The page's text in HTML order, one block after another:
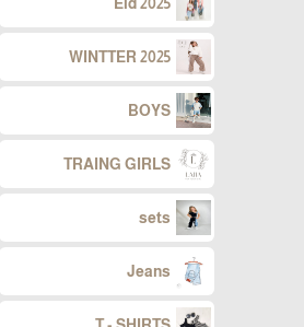
WINTTER 2025
BOYS
TRAING GIRLS
sets
Jeans